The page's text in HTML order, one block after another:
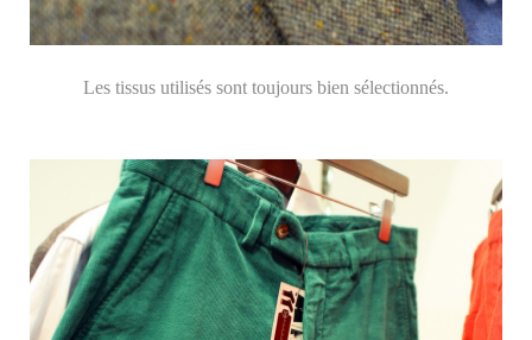
Les tissus utilisés sont toujours bien sélectionnés.